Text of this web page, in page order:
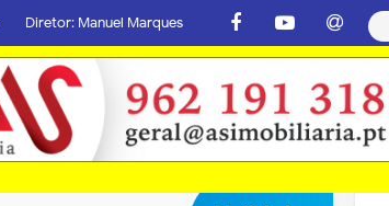
Diretor: Manuel Marques